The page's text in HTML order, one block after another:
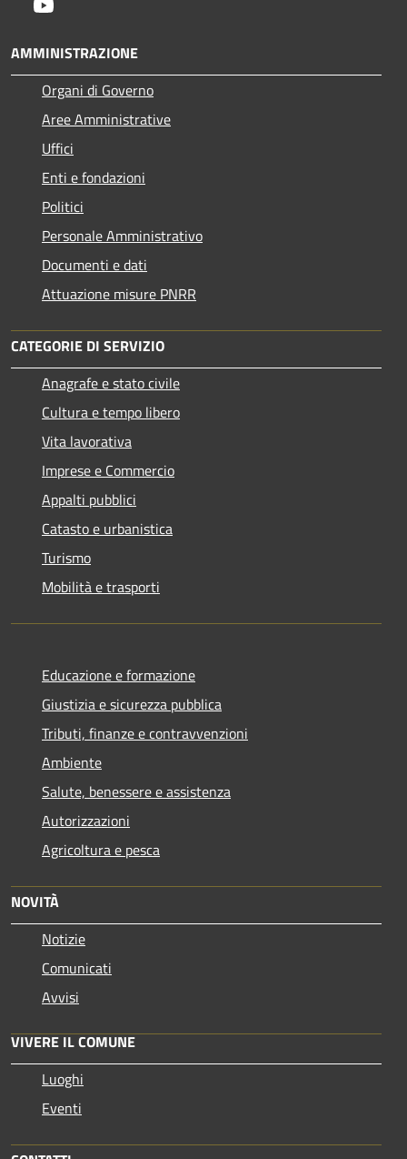
AMMINISTRAZIONE
Organi di Governo
Aree Amministrative
Uffici
Enti e fondazioni
Politici
Personale Amministrativo
Documenti e dati
Attuazione misure PNRR
CATEGORIE DI SERVIZIO
Anagrafe e stato civile
Cultura e tempo libero
Vita lavorativa
Imprese e Commercio
Appalti pubblici
Catasto e urbanistica
Turismo
Mobilità e trasporti
Educazione e formazione
Giustizia e sicurezza pubblica
Tributi, finanze e contravvenzioni
Ambiente
Salute, benessere e assistenza
Autorizzazioni
Agricoltura e pesca
NOVITÀ
Notizie
Comunicati
Avvisi
VIVERE IL COMUNE
Luoghi
Eventi